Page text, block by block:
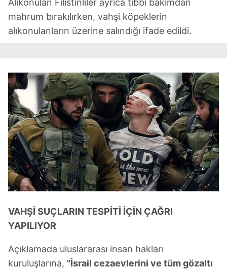
Alıkonulan Filistinliler ayrıca tıbbi bakımdan
mahrum bırakılırken, vahşi köpeklerin
alıkonulanların üzerine salındığı ifade edildi.
VAHŞİ SUÇLARIN TESPİTİ İÇİN ÇAĞRI
YAPILIYOR
Açıklamada uluslararası insan hakları
kuruluşlarına, "İsrail cezaevlerini ve tüm gözaltı